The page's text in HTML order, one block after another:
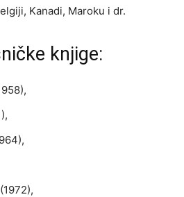
Kanadi, Maroku i dr.
knjige:
(1972),